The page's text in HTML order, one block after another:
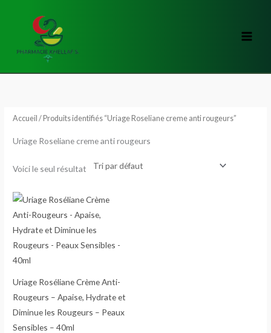
Accueil / Produits identifiés “Uriage Roseliane creme anti rougeurs”
Uriage Roseliane creme anti rougeurs
Voici le seul résultat
Uriage Roséliane Crème Anti-
Rougeurs – Apaise, Hydrate et
Diminue les Rougeurs – Peaux
Sensibles – 40ml